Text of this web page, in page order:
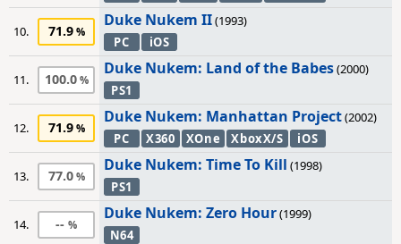
10. 71.9
Duke Nukem II(1993)
PC
iOS
11. 100.0
Duke Nukem: Land of the Babes(2000)
PS1
12. 71.9
Duke Nukem: Manhattan Project(2002)
PC
X360 XOne XboxX/S iOS
13. 77.0
Duke Nukem: Time To Kill (1998)
PS1
14. --
Duke Nukem: Zero Hour(1999)
N64